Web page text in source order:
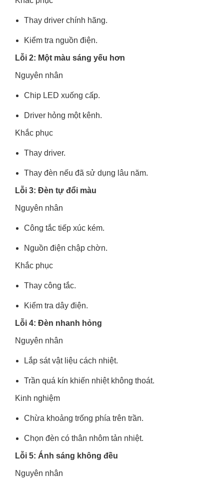
Thay driver chính hãng.
Kiểm tra nguồn điện.
Lỗi 2: Một màu sáng yếu hơn
Nguyên nhân
Chip LED xuống cấp.
Driver hỏng một kênh.
Khắc phục
Thay driver.
Thay đèn nếu đã sử dụng lâu năm.
Lỗi 3: Đèn tự đổi màu
Nguyên nhân
Công tắc tiếp xúc kém.
Nguồn điện chập chờn.
Khắc phục
Thay công tắc.
Kiểm tra dây điện.
Lỗi 4: Đèn nhanh hỏng
Nguyên nhân
Lắp sát vật liệu cách nhiệt.
Trần quá kín khiến nhiệt không thoát.
Kinh nghiệm
Chừa khoảng trống phía trên trần.
Chọn đèn có thân nhôm tản nhiệt.
Lỗi 5: Ánh sáng không đều
Nguyên nhân